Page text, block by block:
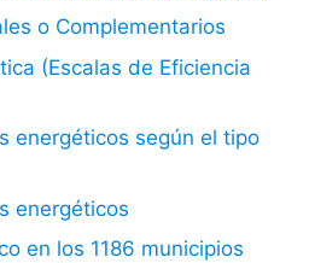
o Complementarios
(Escalas de Eficiencia
energéticos según el tipo
energéticos
en los 1186 municipios